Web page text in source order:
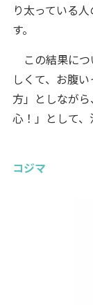
り太っている
す。
この結果につ
しくて、お腹
方」としなが
心！」として、
コジマ